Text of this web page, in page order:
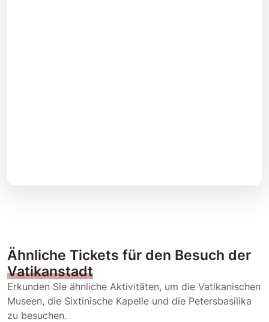
Ähnliche Tickets für den Besuch der
Vatikanstadt
Erkunden Sie ähnliche Aktivitäten, um die Vatikanischen
Museen, die Sixtinische Kapelle und die Petersbasilika
zu besuchen.